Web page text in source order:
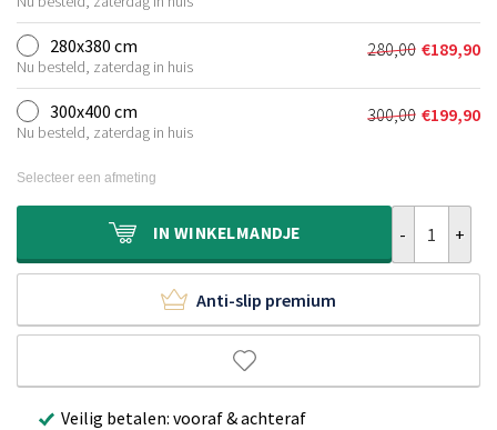
prijs
was:
€200,00.
prijs
is:
€139,90.
280x380 cm
Nu besteld, zaterdag in huis
280,00
prijs
was:
€280,00.
€189,90
Huidige
prijs
is:
€189,90.
300x400 cm
Nu besteld, zaterdag in huis
300,00 €199,90
Huidige
Selecteer een afmeting
IN WINKELMANDJE
Anti-slip premium
Veilig betalen: vooraf & achteraf